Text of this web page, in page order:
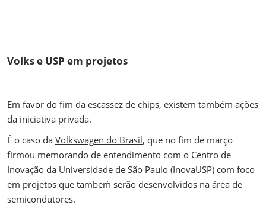
Volks e USP em projetos
Em favor do fim da escassez de chips, existem também ações
da iniciativa privada.
É o caso da Volkswagen do Brasil, que no fim de março
firmou memorando de entendimento com o Centro de
Inovação da Universidade de São Paulo (InovaUSP) com foco
em projetos que tambeḿ serão desenvolvidos na área de
semicondutores.